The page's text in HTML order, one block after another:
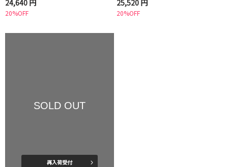
24,640 円
20%OFF
25,520 円
20%OFF
SOLD OUT
再入荷受付